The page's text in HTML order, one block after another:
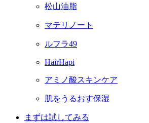
松山油脂
マテリノート
ルフラ49
HairHapi
アミノ酸スキンケア
肌をうるおす保湿
まずは試してみる